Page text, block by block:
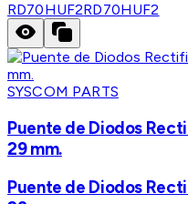
RD70HUF2RD70HUF2
SYSCOM PARTS
Puente de Diodos
29 mm.
Puente de Diodos